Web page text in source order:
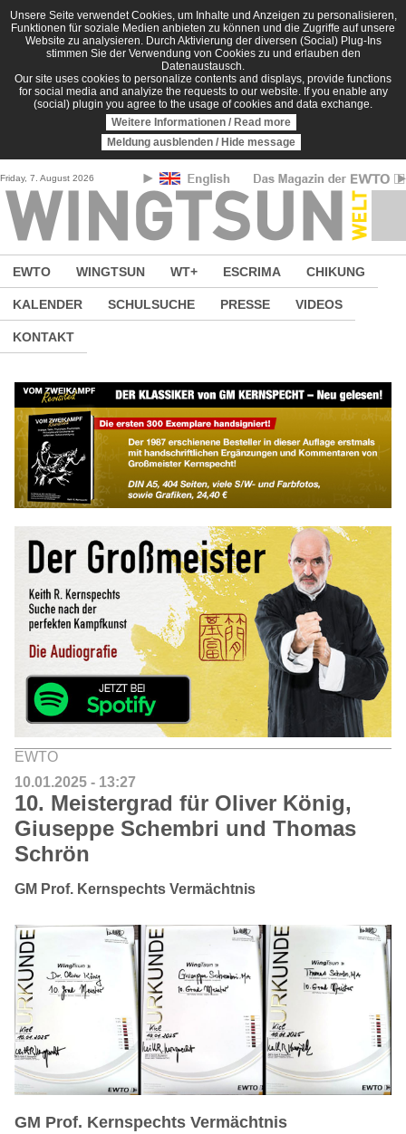
Direkt zum Inhalt
Unsere Seite verwendet Cookies, um Inhalte und Anzeigen zu personalisieren,
Funktionen für soziale Medien anbieten zu können und die Zugriffe auf unsere
Website zu analysieren. Durch Aktivierung der diversen (Social) Plug-Ins
stimmen Sie der Verwendung von Cookies zu und erlauben den
Datenaustausch.
Our site uses cookies to personalize contents and displays, provide functions
for social media and analyize the requests to our website. If you enable any
(social) plugin you agree to the usage of cookies and data exchange.
Weitere Informationen / Read more
Meldung ausblenden / Hide message
Friday, 7. August 2026
EWTO WINGTSUN WT+ ESCRIMA CHIKUNG
KALENDER SCHULSUCHE PRESSE VIDEOS
KONTAKT
EWTO
10.01.2025 - 13:27
10. Meistergrad für Oliver König,
Giuseppe Schembri und Thomas
Schrön
GM Prof. Kernspechts Vermächtnis
GM Prof. Kernspechts Vermächtnis